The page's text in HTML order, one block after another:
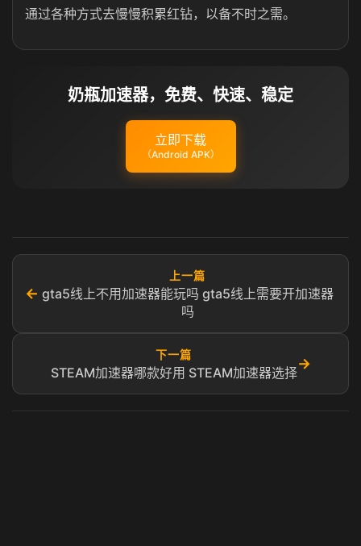
通过各种方式去慢慢积累红钻，以备不时之需。
奶瓶加速器，免费、快速、稳定
立即下载
（Android APK）
←
上一篇
gta5线上不用加速器能玩吗 gta5线上需要开加速器
吗
下一篇
STEAM加速器哪款好用 STEAM加速器选择
→